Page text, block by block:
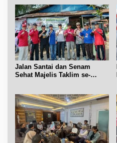
Jalan Santai dan Senam
Sehat Majelis Taklim se-